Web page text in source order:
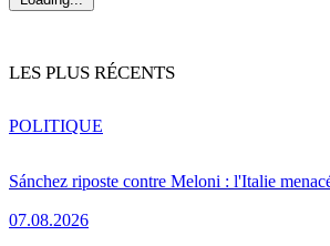
LES PLUS RÉCENTS
Sánchez riposte contre Meloni : l'Italie
07.08.2026
POLITIQUE